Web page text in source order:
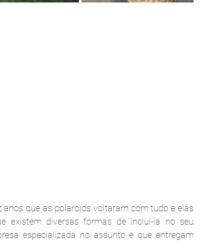
que as polaroids voltaram com tudo e elas
existem diversas formas de incluí-la no seu
especializada no assunto e que entregam